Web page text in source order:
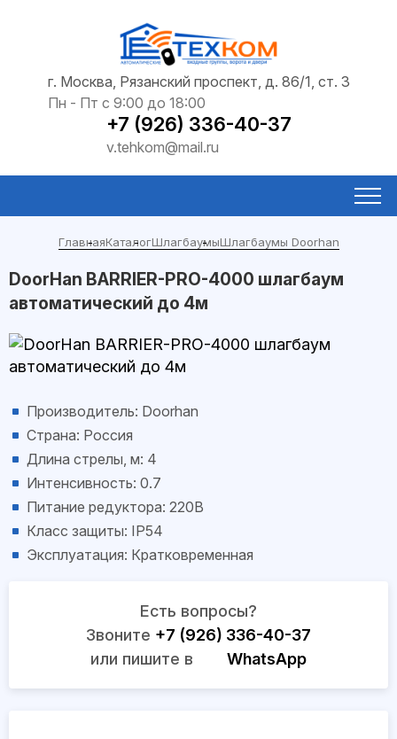
г. Москва, Рязанский проспект, д. 86/1, ст. 3
Пн - Пт с 9:00 до 18:00
+7 (926) 336-40-37
v.tehkom@mail.ru
ГлавнаяКаталогШлагбаумыШлагбаумы Doorhan
DoorHan BARRIER-PRO-4000 шлагбаум
автоматический до 4м
Производитель: Doorhan
Страна: Россия
Длина стрелы, м: 4
Интенсивность: 0.7
Питание редуктора: 220В
Класс защиты: IP54
Эксплуатация: Кратковременная
Есть вопросы?
Звоните +7 (926) 336-40-37
или пишите в
WhatsApp